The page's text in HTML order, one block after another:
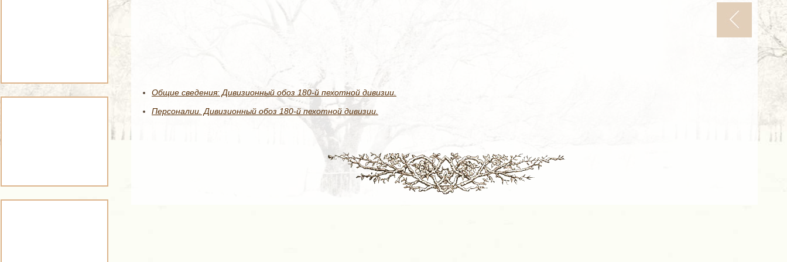
Общие сведения: Дивизионный обоз 180-й пехотной дивизии.
Персоналии. Дивизионный обоз 180-й пехотной дивизии.